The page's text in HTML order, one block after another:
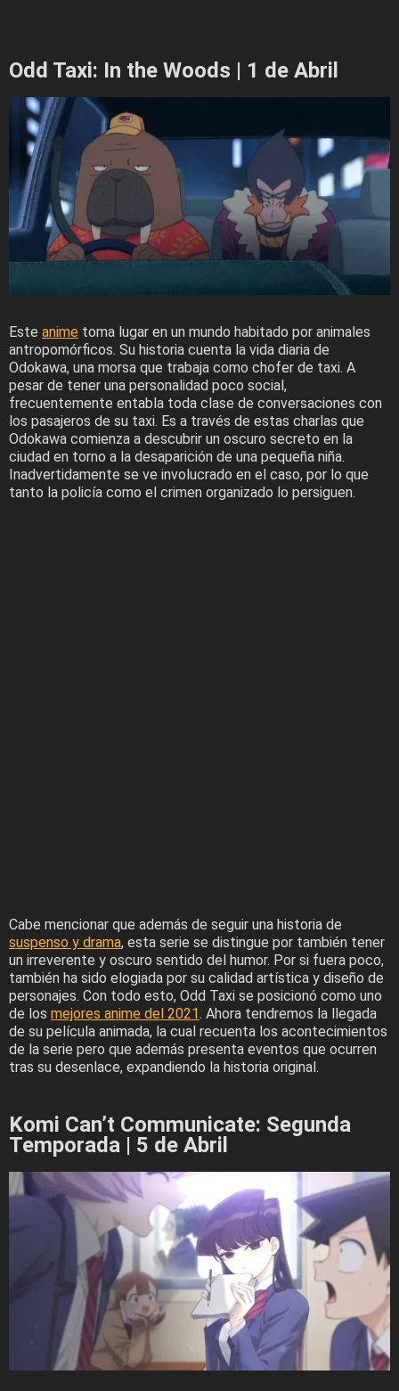
Odd Taxi: In the Woods | 1 de Abril
Este anime toma lugar en un mundo habitado por animales
antropomórficos. Su historia cuenta la vida diaria de
Odokawa, una morsa que trabaja como chofer de taxi. A
pesar de tener una personalidad poco social,
frecuentemente entabla toda clase de conversaciones con
los pasajeros de su taxi. Es a través de estas charlas que
Odokawa comienza a descubrir un oscuro secreto en la
ciudad en torno a la desaparición de una pequeña niña.
Inadvertidamente se ve involucrado en el caso, por lo que
tanto la policía como el crimen organizado lo persiguen.
Cabe mencionar que además de seguir una historia de
suspenso y drama, esta serie se distingue por también tener
un irreverente y oscuro sentido del humor. Por si fuera poco,
también ha sido elogiada por su calidad artística y diseño de
personajes. Con todo esto, Odd Taxi se posicionó como uno
de los mejores anime del 2021. Ahora tendremos la llegada
de su película animada, la cual recuenta los acontecimientos
de la serie pero que además presenta eventos que ocurren
tras su desenlace, expandiendo la historia original.
Komi Can’t Communicate: Segunda
Temporada | 5 de Abril